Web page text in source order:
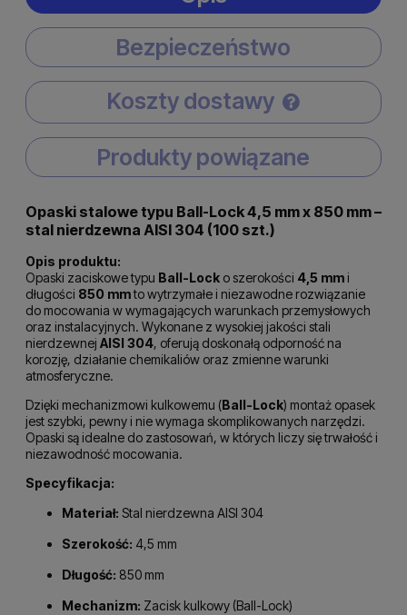
Bezpieczeństwo
Koszty dostawy
Cena nie zawiera ewentualnych kosztów płatności
Produkty powiązane
Opaski stalowe typu Ball-Lock 4,5 mm x 850 mm –
stal nierdzewna AISI 304 (100 szt.)
Opis produktu:
Opaski zaciskowe typu Ball-Lock o szerokości 4,5 mm i
długości 850 mmto wytrzymałe i niezawodne rozwiązanie
do mocowania w wymagających warunkach przemysłowych
oraz instalacyjnych. Wykonane z wysokiej jakości stali
nierdzewnej AISI 304, oferują doskonałą odporność na
korozję, działanie chemikaliów oraz zmienne warunki
atmosferyczne.
Dzięki mechanizmowi kulkowemu (Ball-Lock) montaż opasek
jest szybki, pewny i nie wymaga skomplikowanych narzędzi.
Opaski są idealne do zastosowań, w których liczy się trwałość i
niezawodność mocowania.
Specyfikacja:
Materiał: Stal nierdzewna AISI 304
Szerokość: 4,5 mm
Długość: 850 mm
Mechanizm: Zacisk kulkowy (Ball-Lock)